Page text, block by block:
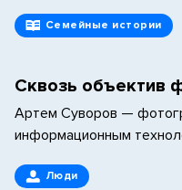
Семейные истории
Сквозь объектив
Артем Суворов —
информационным
Люди